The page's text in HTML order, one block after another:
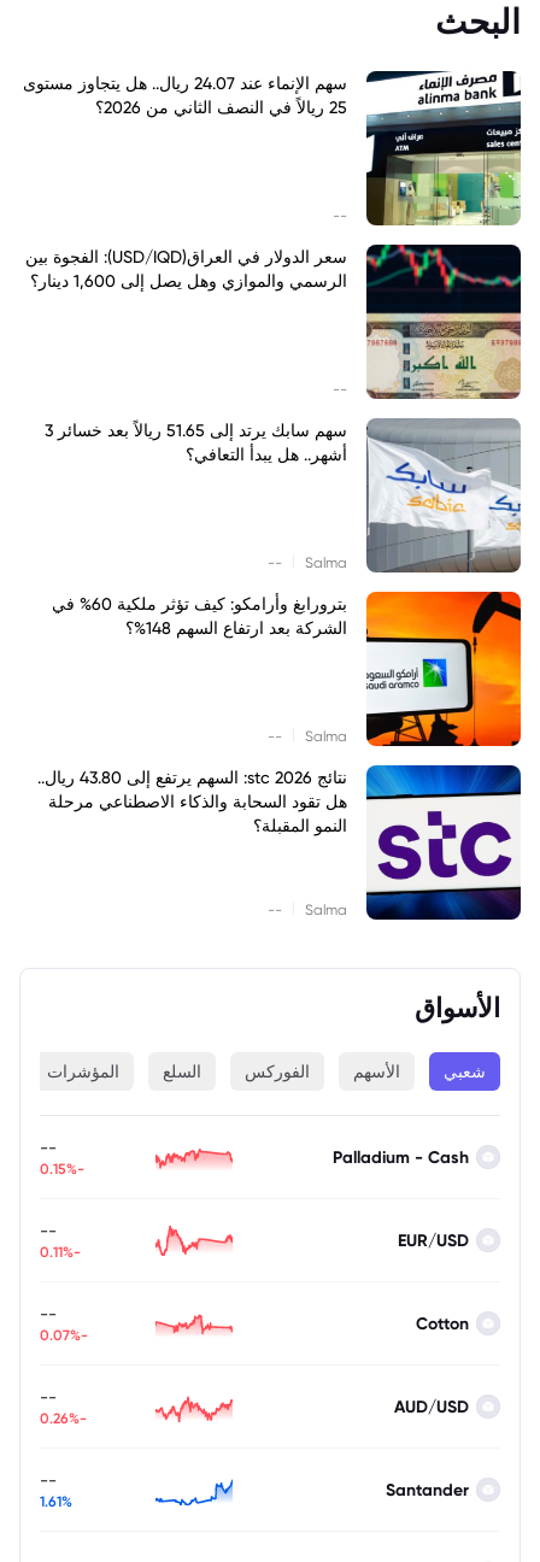
البحث
سهم الإنماء عند 24.07 ريال.. هل يتجاوز مستوى
25 ريالاً في النصف الثاني من 2026؟
--
سعر الدولار في العراق(USD/IQD): الفجوة بين
الرسمي والموازي وهل يصل إلى 1,600 دينار؟
--
سهم سابك يرتد إلى 51.65 ريالاً بعد خسائر 3
أشهر.. هل يبدأ التعافي؟
Salma
--
بترورابغ وأرامكو: كيف تؤثر ملكية 60% في
الشركة بعد ارتفاع السهم 148%؟
Salma
--
نتائج stc 2026: السهم يرتفع إلى 43.80 ريال..
هل تقود السحابة والذكاء الاصطناعي مرحلة
النمو المقبلة؟
Salma
--
الأسواق
شعبي الأسهم الفوركس السلع المؤشرات
Palladium - Cash
--
-0.15%
EUR/USD
--
-0.11%
Cotton
--
-0.07%
AUD/USD
--
-0.26%
Santander
--
1.61%